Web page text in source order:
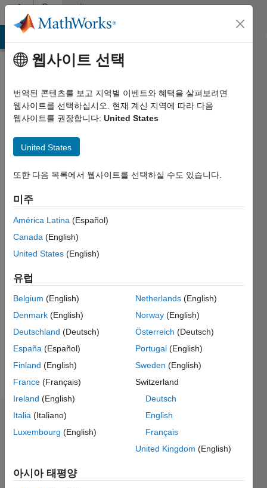
콘텐츠로 바로 가기
Community
Profile
Pilar
Julieta
Tagliero
Last
seen:
거의 5년
전
2021년부터
Followers:
Following:
Follow
배지
배지
웹사이트 선택
번역된 콘텐츠를 보고 지역별 이벤트와 혜택을 살펴보려면
웹사이트를 선택하십시오. 현재 계신 지역에 따라 다음
웹사이트를 권장합니다: United States
United States
또한 다음 목록에서 웹사이트를 선택하실 수도 있습니다.
미주
América Latina (Español)
Canada (English)
United States (English)
유럽
Belgium (English)
Denmark (English)
Deutschland (Deutsch)
España (Español)
Finland (English)
France (Français)
Ireland (English)
Italia (Italiano)
Luxembourg (English)
Netherlands(English)
Norway(English)
Österreich (Deutsch)
Portugal(English)
Sweden (English)
Switzerland
Deutsch
English
Français
United Kingdom (English)
아시아 태평양